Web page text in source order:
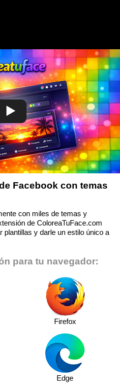
Facebook con temas
con miles de temas y
de ColoreaTuFace.com
plantillas y darle un estilo único a
para tu navegador:
Firefox
Edge